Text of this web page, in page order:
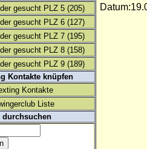
gesucht PLZ 5 (205)
gesucht PLZ 6 (127)
gesucht PLZ 7 (195)
gesucht PLZ 8 (158)
gesucht PLZ 9 (189)
Kontakte knüpfen
Kontakte
Liste
durchsuchen